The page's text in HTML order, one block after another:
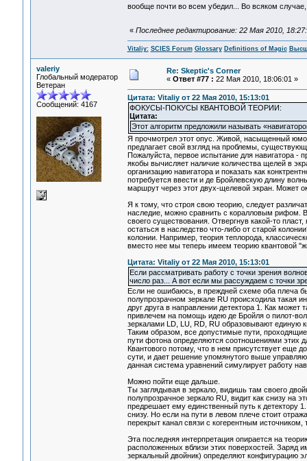
вообще почти во всем убедил... Во всяком
« Последнее редактирование: 22 Мая 2010,
Vitaliy: SCIES Forum Glossary Definitions of Magic
valeriy
Глобальный модератор
Ветеран
Сообщений: 4167
Re: Skeptic's Corner
« Ответ #77 : 22 Мая 2010, 18:06:01 »
Цитата: Vitaliy от 22 Мая 2010, 15:13:01
ФОКУСЫ-ПОКУСЫ КВАНТОВОЙ ТЕОРИИ:
Цитата:
Этот алгоритм предложили называть
Я прочмотрел этот опус. Живой, насыщенный
предлагает свой взгляд на проблемы,
Пожалуйста, первое испытание для навигатора -
якобы вычисляет наличие количества щелей в
организацию навигатора и показать как
потребуется ввести и де Бройлевскую длину
маршрут через этот двух-щелевой экран. Может
Я к тому, что строя свою теорию, следует
наследие, можно сравнить с коралловым рифом.
своего существования. Отвергнув какой-то
остаться в наследство что-либо от старой
колонии. Например, теория теплорода,
вместо нее мы теперь имеем теорию квантовой
Цитата: Vitaliy от 22 Мая 2010, 15:13:01
Если рассматривать работу с точки зрения
число раз... А вот если мы рассуждаем с точки
Если не ошибаюсь, в преждней схеме оба плеча
полупрозрачном зеркале RU происходила такая
друг друга в направлении детектора 1. Как
привлечем на помощь идею де Бройля о пилот-
зеркалами LD, LU, RD, RU образовывают единую
Таким образом, все допустимые пути,
пути фотона определяются соотношениями этих
Квантового потому, что в нем присутствует
сути, и дает решение упомянутого выше
данная система уравнений симулирует работу
Можно пойти еще дальше.
Ты заглядывая в зеркало, видишь там своего
полупрозрачное зеркало RU, видит как снизу на
предрешает ему единственный путь к детектору
снизу. Но если на пути в левом плече стоит
перекрыт канал связи с когерентным
Эта последняя интерпретация опирается на
расположенных вблизи этих поверхостей. Заряд
зеркальный двойник) определяют конфигурацию